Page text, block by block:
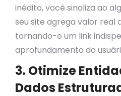
inédito, você sinaliza ao
seu site agrega valor real
tornando-o um link
aprofundamento do
3. Otimize
Dados